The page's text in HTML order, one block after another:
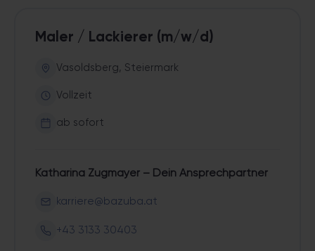
Maler / Lackierer (m/w/d)
Vasoldsberg, Steiermark
Vollzeit
ab sofort
Katharina Zugmayer – Dein Ansprechpartner
karriere@bazuba.at
+43 3133 30403